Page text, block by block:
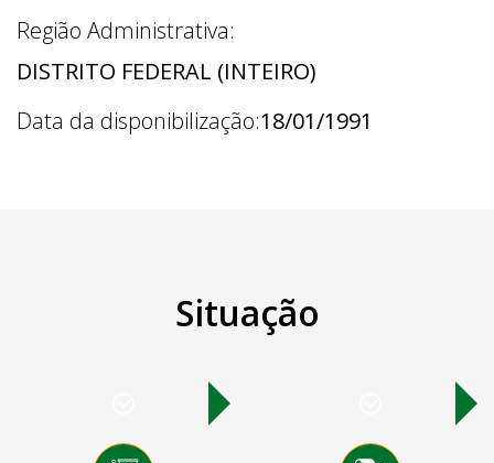
Região Administrativa:
DISTRITO FEDERAL (INTEIRO)
Data da disponibilização:18/01/1991
Situação